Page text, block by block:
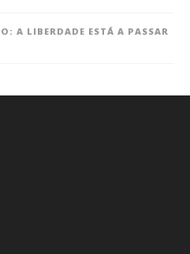
A LIBERDADE ESTÁ A PASSAR